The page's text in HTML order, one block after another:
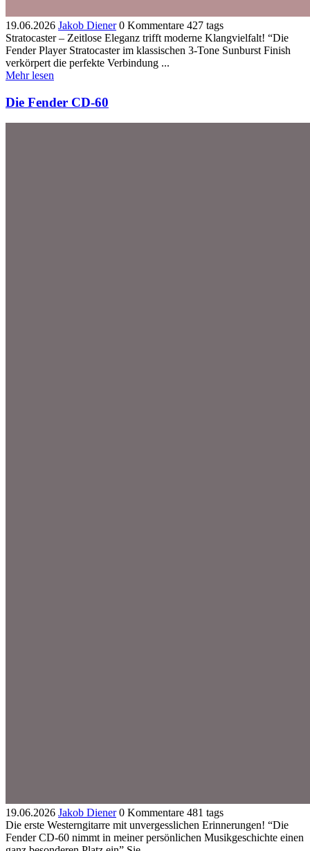
19.06.2026 Jakob Diener 0 Kommentare 427 tags
Stratocaster – Zeitlose Eleganz trifft moderne Klangvielfalt! “Die
Fender Player Stratocaster im klassischen 3-Tone Sunburst Finish
verkörpert die perfekte Verbindung ...
Mehr lesen
Die Fender CD-60
19.06.2026 Jakob Diener 0 Kommentare 481 tags
Die erste Westerngitarre mit unvergesslichen Erinnerungen! “Die
Fender CD-60 nimmt in meiner persönlichen Musikgeschichte einen